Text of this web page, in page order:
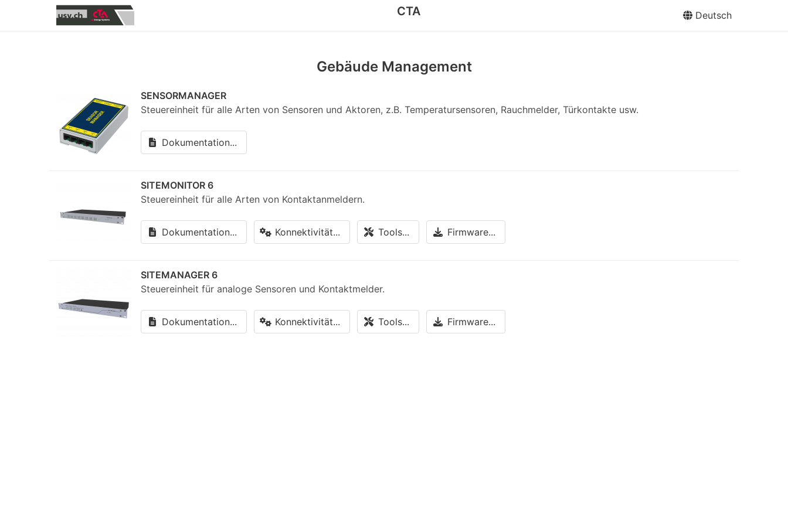
CTA Deutsch
Gebäude Management
SENSORMANAGER
Steuereinheit für alle Arten von Sensoren und Aktoren, z.B. Temperatursensoren, Rauchmelder, Türkontakte usw.
Dokumentation...
SITEMONITOR 6
Steuereinheit für alle Arten von Kontaktanmeldern.
Dokumentation... Konnektivität... Tools... Firmware...
SITEMANAGER 6
Steuereinheit für analoge Sensoren und Kontaktmelder.
Dokumentation... Konnektivität... Tools... Firmware...